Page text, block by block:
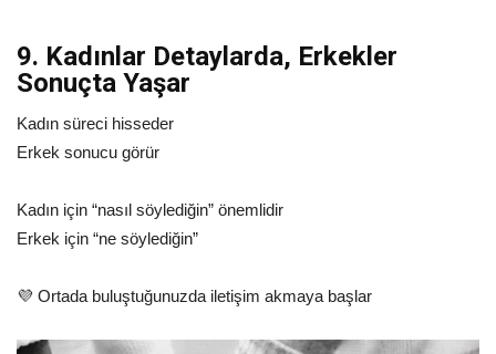
9. Kadınlar Detaylarda, Erkekler
Sonuçta Yaşar
Kadın süreci hisseder
Erkek sonucu görür
Kadın için “nasıl söylediğin” önemlidir
Erkek için “ne söylediğin”
💜 Ortada buluştuğunuzda iletişim akmaya başlar